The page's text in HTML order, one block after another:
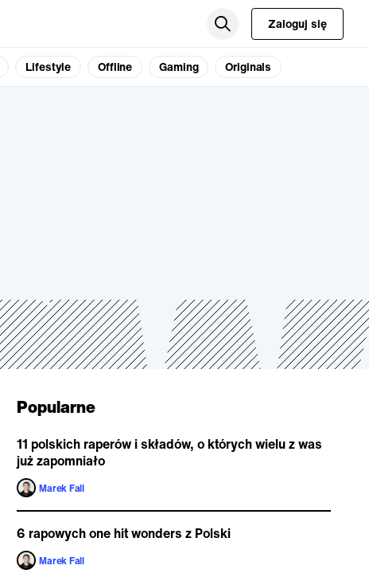
Zaloguj się
Lifestyle Offline Gaming Originals
Popularne
11 polskich raperów i składów, o których wielu z was
już zapomniało
Marek Fall
6 rapowych one hit wonders z Polski
Marek Fall